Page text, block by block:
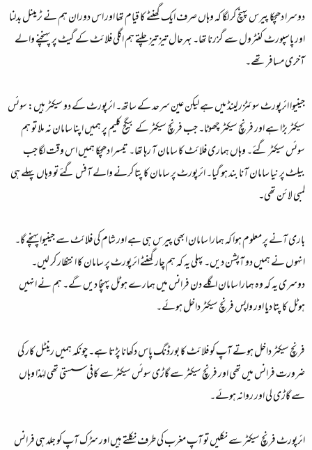
دوسرا دھچکا پیرس پہنچ کر لگا کہ وہاں صرف ایک گھنٹے کا قیام تھا اور اس دوران ہم نے ٹرمینل بدلنا
اور پاسپورٹ کنٹرول سے گزرنا تھا۔ بہرحال تیز تیز چلتے ہم اگلی فلائٹ کے گیٹ پر پہنچنے والے
آخری مسافر تھے۔
جینیوا ائرپورٹ سوئٹزرلینڈ میں ہے لیکن عین سرحد کے ساتھ۔ ائرپورٹ کے دو سیکٹر ہیں: سوئس
سیکٹر بڑا ہے اور فرنچ سیکٹر چھوٹا۔ جب فرنچ سیکٹر کے بیگج کلیم پر ہمیں اپنا سامان نہ ملا تو ہم
سوئس سیکٹر گئے۔ وہاں ہماری فلائٹ کا سامان آ رہا تھا۔ تیسرا دھچکا ہمیں اس وقت لگا جب
بیلٹ پر نیا سامان آنا بند ہو گیا۔ ائرپورٹ پر سامان کا پتا کرنے والے آفس گئے تو وہاں پہلے ہی
لمبی لائن تھی۔
باری آنے پر معلوم ہوا کہ ہمارا سامان ابھی پیرس ہی ہے اور شام کی فلائٹ سے جینیوا پہنچے گا۔
انہوں نے ہمیں دو آپشن دیں۔ پہلی یہ کہ ہم چار گھنٹے ائرپورٹ پر سامان کا انتظار کر لیں۔
دوسری یہ کہ وہ ہمارا سامان اگلے دن فرانس میں ہمارے ہوٹل پہنچا دیں گے۔ ہم نے انہیں
ہوٹل کا پتا دیا اور واپس فرنچ سیکٹر داخل ہوئے۔
فرنچ سیکٹر داخل ہوتے آپ کو فلائٹ کا بورڈنگ پاس دکھانا پڑتا ہے۔ چونکہ ہمیں رینٹل کار کی
ضرورت فرانس میں تھی اور فرنچ سیکٹر سے گاڑی سوئس سیکٹر سے کافی سستی تھی لہٰذا وہاں
سے گاڑی لی اور روانہ ہوئے۔
ائرپورٹ فرنچ سیکٹر سے نکلیں تو آپ مغرب کی طرف نکلتے ہیں اور سڑک آپ کو جلد ہی فرانس